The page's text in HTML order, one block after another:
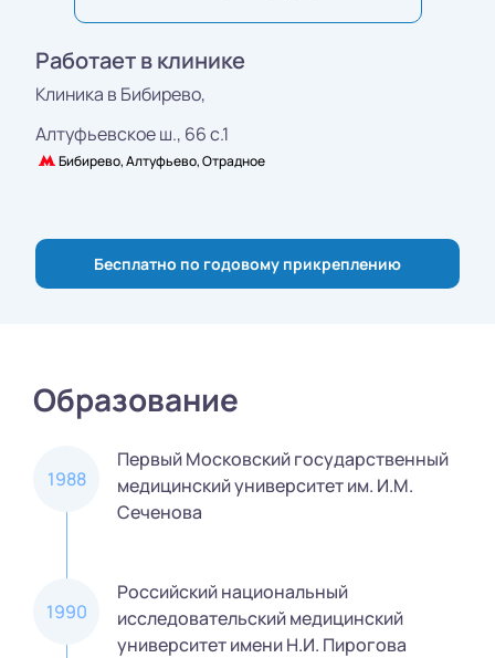
Работает в клинике
Клиника в Бибирево,
Алтуфьевское ш., 66 с.1
Бибирево, Алтуфьево, Отрадное
Бесплатно по годовому прикреплению
Образование
1988
Первый Московский государственный
медицинский университет им. И.М.
Сеченова
1990
Российский национальный
исследовательский медицинский
университет имени Н.И. Пирогова